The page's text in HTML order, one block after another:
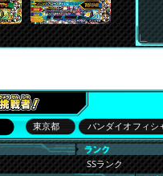
東京都 バンダイオフィシ
SSランク